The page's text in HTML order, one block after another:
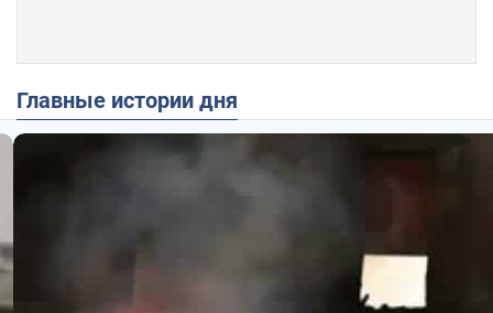
Главные истории дня